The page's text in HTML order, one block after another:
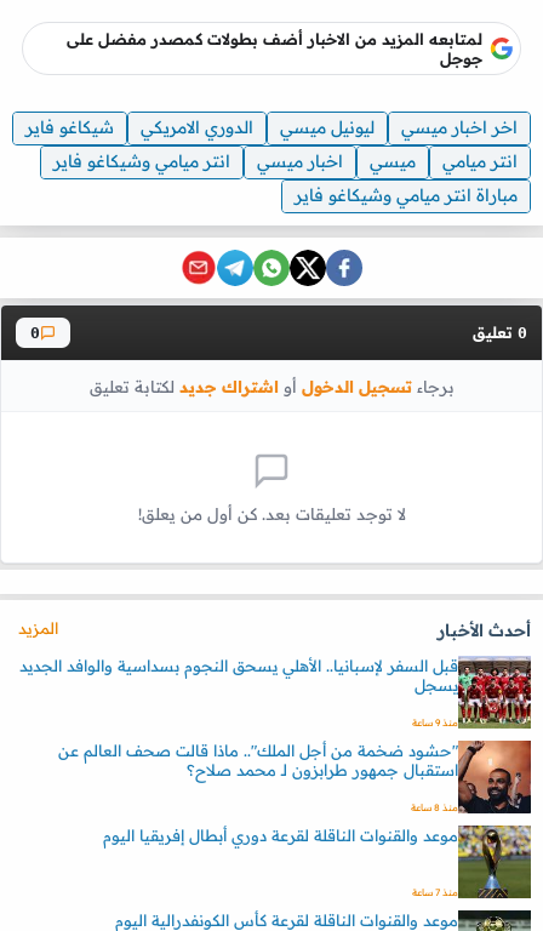
لمتابعه المزيد من الاخبار أضف بطولات كمصدر مفضل على
جوجل
اخر اخبار ميسي ليونيل ميسي الدوري الامريكي
شيكاغو فاير
انتر ميامي
ميسي اخبار ميسي
انتر ميامي وشيكاغو فاير
مباراة انتر ميامي وشيكاغو فاير
0 تعليق 0
برجاءتسجيل الدخول أواشتراك جديد لكتابة تعليق
لا توجد تعليقات بعد. كن أول من يعلق!
أحدث الأخبار
المزيد
قبل السفر لإسبانيا.. الأهلي يسحق النجوم بسداسية والوافد الجديد
يسجل
منذ 9 ساعة
"حشود ضخمة من أجل الملك".. ماذا قالت صحف العالم عن
استقبال جمهور طرابزون لـ محمد صلاح؟
منذ 8 ساعة
موعد والقنوات الناقلة لقرعة دوري أبطال إفريقيا اليوم
منذ 7 ساعة
موعد والقنوات الناقلة لقرعة كأس الكونفدرالية اليوم